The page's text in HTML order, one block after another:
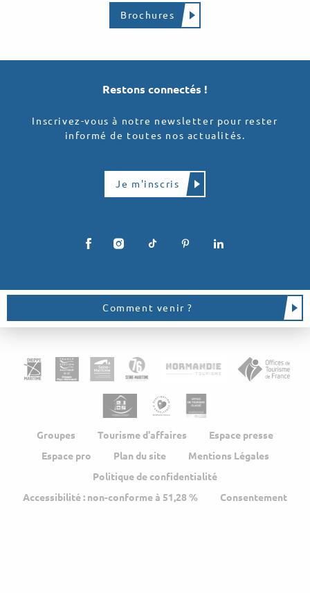
Brochures
Restons connectés !
Inscrivez-vous à notre newsletter pour rester
informé de toutes nos actualités.
Je m'inscris
Comment venir ?
Groupes Tourisme d'affaires
Espace presse
Espace pro
Plan du site
Mentions Légales
Politique de confidentialité
Accessibilité : non-conforme à 51,28 %
Consentement